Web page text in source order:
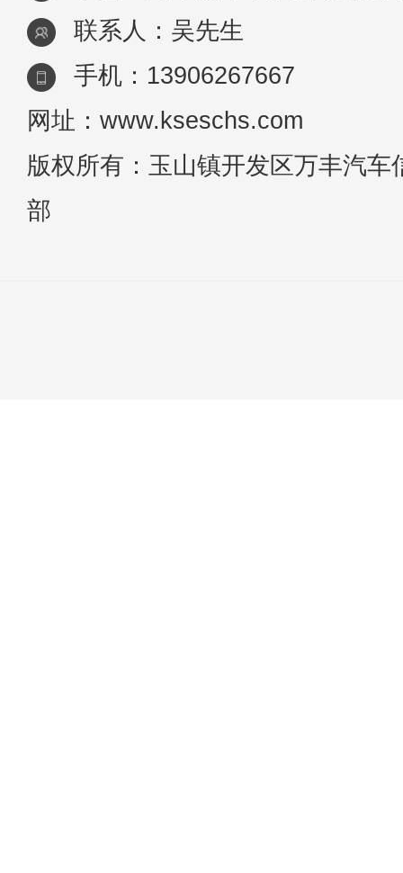
联系人：吴先生
手机：13906267667
网址：www.kseschs.com
版权所有：玉山镇开发区万丰汽车
部